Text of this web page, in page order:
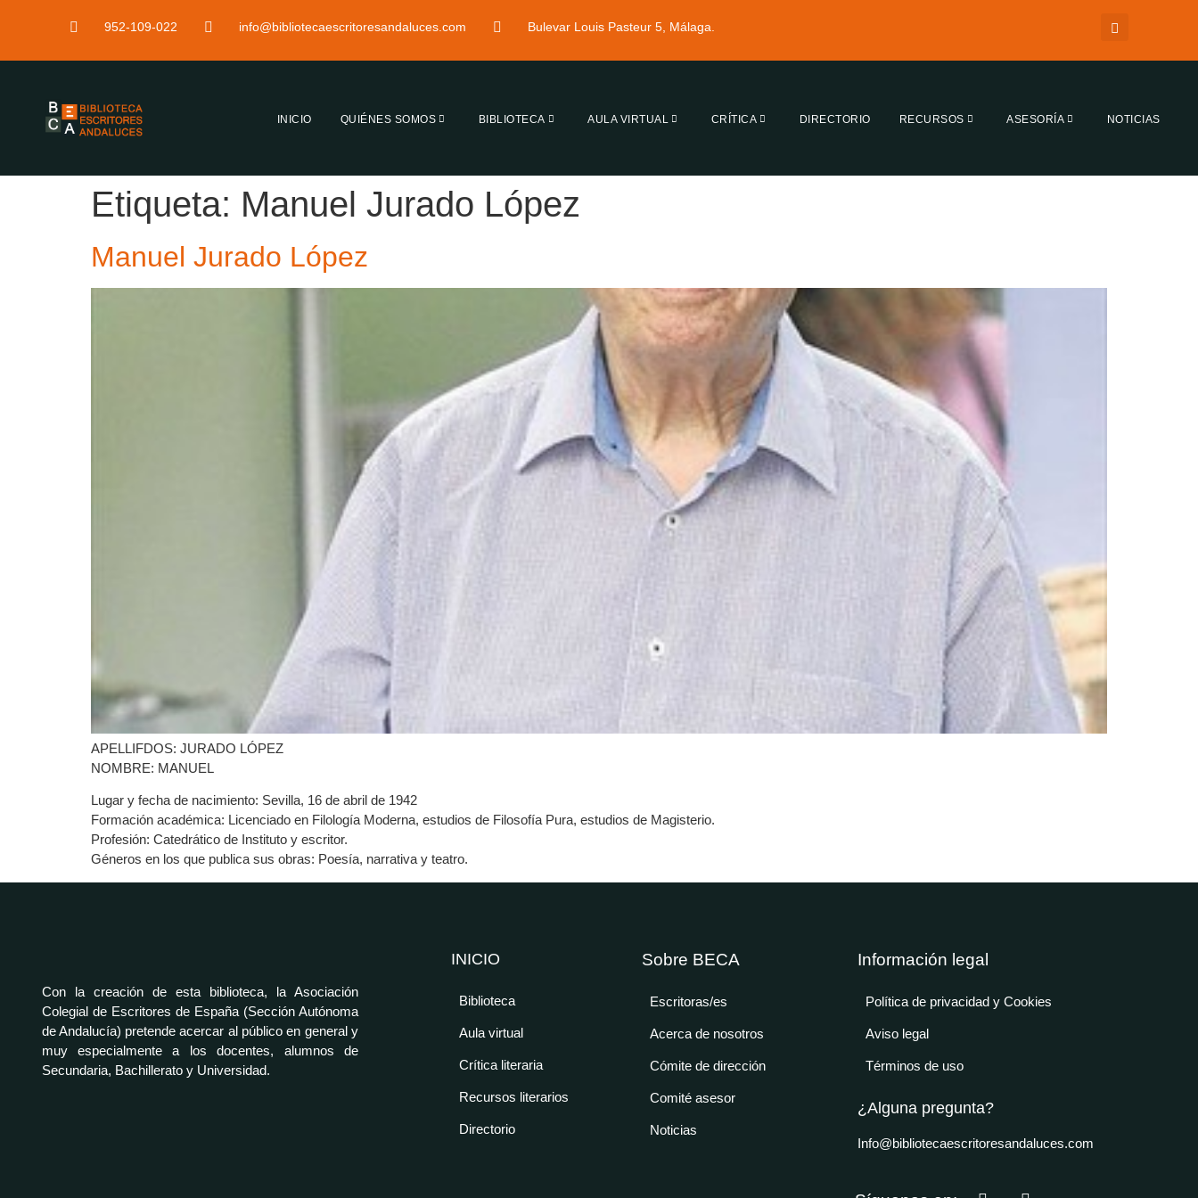
952-109-022 info@bibliotecaescritoresandaluces.com Bulevar Louis Pasteur 5, Málaga.
INICIO QUIÉNES SOMOS BIBLIOTECA AULA VIRTUAL CRÍTICA DIRECTORIO RECURSOS ASESORÍA NOTICIAS
Etiqueta: Manuel Jurado López
Manuel Jurado López
APELLIFDOS: JURADO LÓPEZ
NOMBRE: MANUEL
Lugar y fecha de nacimiento: Sevilla, 16 de abril de 1942
Formación académica: Licenciado en Filología Moderna, estudios de Filosofía Pura, estudios de Magisterio.
Profesión: Catedrático de Instituto y escritor.
Géneros en los que publica sus obras: Poesía, narrativa y teatro.
Con la creación de esta biblioteca, la Asociación
Colegial de Escritores de España (Sección Autónoma
de Andalucía) pretende acercar al público en general y
muy especialmente a los docentes, alumnos de
Secundaria, Bachillerato y Universidad.
INICIO
Biblioteca
Aula virtual
Crítica literaria
Recursos literarios
Directorio
Sobre BECA
Escritoras/es
Acerca de nosotros
Cómite de dirección
Comité asesor
Noticias
Información legal
Política de privacidad y Cookies
Aviso legal
Términos de uso
¿Alguna pregunta?
Info@bibliotecaescritoresandaluces.com